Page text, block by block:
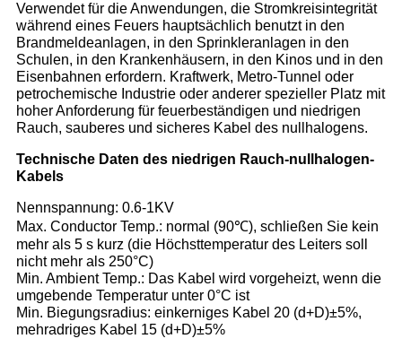
Verwendet für die Anwendungen, die Stromkreisintegrität
während eines Feuers hauptsächlich benutzt in den
Brandmeldeanlagen, in den Sprinkleranlagen in den
Schulen, in den Krankenhäusern, in den Kinos und in den
Eisenbahnen erfordern. Kraftwerk, Metro-Tunnel oder
petrochemische Industrie oder anderer spezieller Platz mit
hoher Anforderung für feuerbeständigen und niedrigen
Rauch, sauberes und sicheres Kabel des nullhalogens.
Technische Daten des niedrigen Rauch-nullhalogen-
Kabels
Nennspannung: 0.6-1KV
Max. Conductor Temp.: normal (90℃), schließen Sie kein
mehr als 5 s kurz (die Höchsttemperatur des Leiters soll
nicht mehr als 250°C)
Min. Ambient Temp.: Das Kabel wird vorgeheizt, wenn die
umgebende Temperatur unter 0°C ist
Min. Biegungsradius: einkerniges Kabel 20 (d+D)±5%,
mehradriges Kabel 15 (d+D)±5%